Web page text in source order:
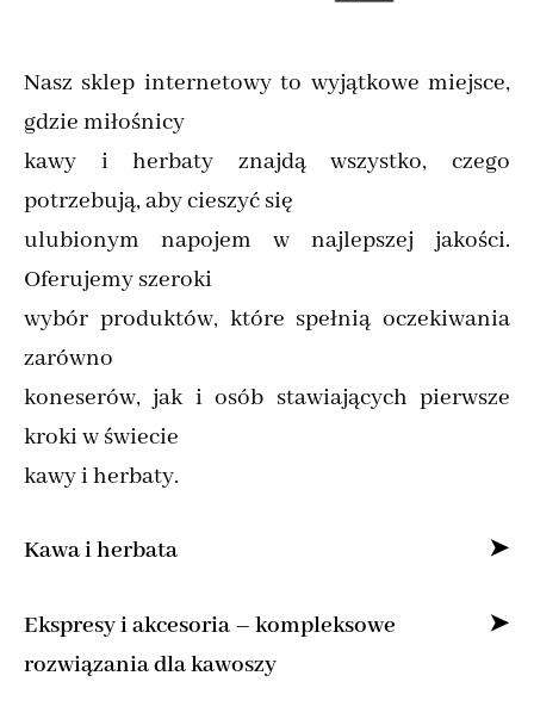
Nasz sklep internetowy to wyjątkowe miejsce,
gdzie miłośnicy
kawy i herbaty znajdą wszystko, czego
potrzebują, aby cieszyć się
ulubionym napojem w najlepszej jakości.
Oferujemy szeroki
wybór produktów, które spełnią oczekiwania
zarówno
koneserów, jak i osób stawiających pierwsze
kroki w świecie
kawy i herbaty.
Kawa i herbata
Specjalizujemy się w sprzedaży kawy ziarnistej
i mielonej online,
Ekspresy i akcesoria – kompleksowe
rozwiązania dla kawoszy